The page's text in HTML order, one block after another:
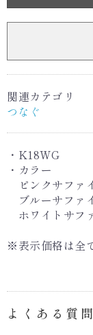
関連カテゴリ
つなぐ
・K18WG
・カラー
ピンクサファ
ブルーサファ
ホワイトサフ
※表示価格は全
よくある質問